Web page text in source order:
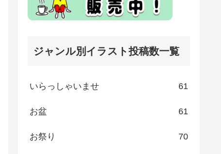
ジャンル別イラスト投稿数一覧
いらっしゃいませ 61
お盆 61
お祭り 70